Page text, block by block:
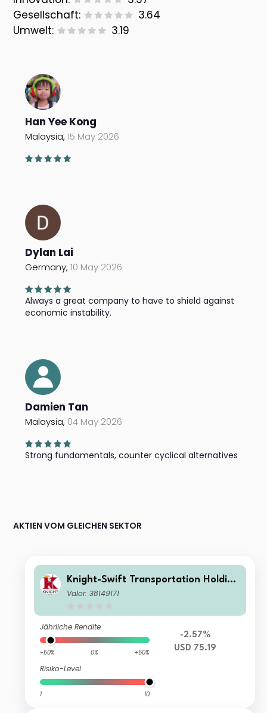
Gesellschaft:
3.64
Umwelt:
3.19
Han Yee Kong
Malaysia,15 May 2026
Dylan Lai
Germany,10 May 2026
Always a great company to have to shield against
economic instability.
Damien Tan
Malaysia, 04 May 2026
Strong fundamentals, counter cyclical alternatives
AKTIEN VOM GLEICHEN SEKTOR
Knight-Swift Transportation Holding
s Inc
Valor: 38149171
Jährliche Rendite
-50% 0% +50%
Risiko-Level
1 10
-2.57%
USD 75.19